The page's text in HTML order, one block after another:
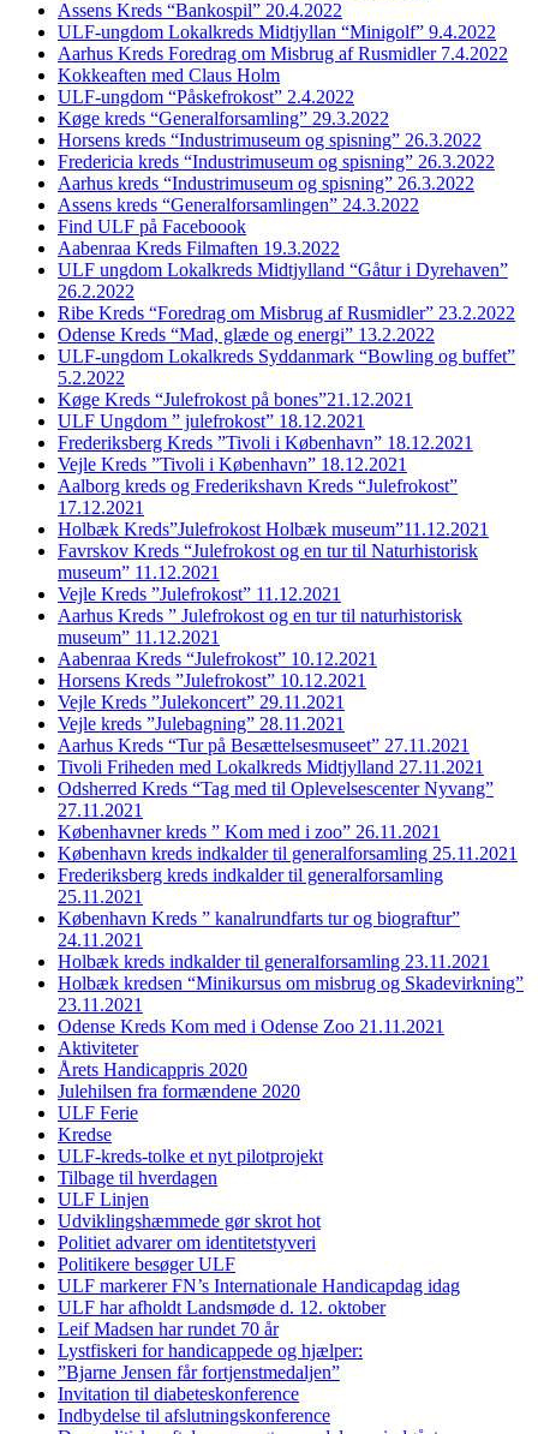
Assens Kreds “Bankospil” 20.4.2022
ULF-ungdom Lokalkreds Midtjyllan “Minigolf” 9.4.2022
Aarhus Kreds Foredrag om Misbrug af Rusmidler 7.4.2022
Kokkeaften med Claus Holm
ULF-ungdom “Påskefrokost” 2.4.2022
Køge kreds “Generalforsamling” 29.3.2022
Horsens kreds “Industrimuseum og spisning” 26.3.2022
Fredericia kreds “Industrimuseum og spisning” 26.3.2022
Aarhus kreds “Industrimuseum og spisning” 26.3.2022
Assens kreds “Generalforsamlingen” 24.3.2022
Find ULF på Faceboook
Aabenraa Kreds Filmaften 19.3.2022
ULF ungdom Lokalkreds Midtjylland “Gåtur i Dyrehaven”
26.2.2022
Ribe Kreds “Foredrag om Misbrug af Rusmidler” 23.2.2022
Odense Kreds “Mad, glæde og energi” 13.2.2022
ULF-ungdom Lokalkreds Syddanmark “Bowling og buffet”
5.2.2022
Køge Kreds “Julefrokost på bones”21.12.2021
ULF Ungdom ” julefrokost” 18.12.2021
Frederiksberg Kreds ”Tivoli i København” 18.12.2021
Vejle Kreds ”Tivoli i København” 18.12.2021
Aalborg kreds og Frederikshavn Kreds “Julefrokost”
17.12.2021
Holbæk Kreds”Julefrokost Holbæk museum”11.12.2021
Favrskov Kreds “Julefrokost og en tur til Naturhistorisk
museum” 11.12.2021
Vejle Kreds ”Julefrokost” 11.12.2021
Aarhus Kreds ” Julefrokost og en tur til naturhistorisk
museum” 11.12.2021
Aabenraa Kreds “Julefrokost” 10.12.2021
Horsens Kreds ”Julefrokost” 10.12.2021
Vejle Kreds ”Julekoncert” 29.11.2021
Vejle kreds ”Julebagning” 28.11.2021
Aarhus Kreds “Tur på Besættelsesmuseet” 27.11.2021
Tivoli Friheden med Lokalkreds Midtjylland 27.11.2021
Odsherred Kreds “Tag med til Oplevelsescenter Nyvang”
27.11.2021
Københavner kreds ” Kom med i zoo” 26.11.2021
København kreds indkalder til generalforsamling 25.11.2021
Frederiksberg kreds indkalder til generalforsamling
25.11.2021
København Kreds ” kanalrundfarts tur og biograftur”
24.11.2021
Holbæk kreds indkalder til generalforsamling 23.11.2021
Holbæk kredsen “Minikursus om misbrug og Skadevirkning”
23.11.2021
Odense Kreds Kom med i Odense Zoo 21.11.2021
Aktiviteter
Årets Handicappris 2020
Julehilsen fra formændene 2020
ULF Ferie
Kredse
ULF-kreds-tolke et nyt pilotprojekt
Tilbage til hverdagen
ULF Linjen
Udviklingshæmmede gør skrot hot
Politiet advarer om identitetstyveri
Politikere besøger ULF
ULF markerer FN’s Internationale Handicapdag idag
ULF har afholdt Landsmøde d. 12. oktober
Leif Madsen har rundet 70 år
Lystfiskeri for handicappede og hjælper:
”Bjarne Jensen får fortjenstmedaljen”
Invitation til diabeteskonference
Indbydelse til afslutningskonference